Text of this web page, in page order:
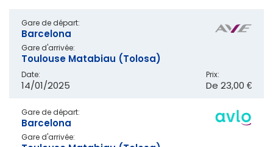
Gare de départ:
Barcelona
Gare d'arrivée:
Toulouse Matabiau (Tolosa)
Date:
14/01/2025
Prix:
De 23,00 €
Gare de départ:
Barcelona
Gare d'arrivée: